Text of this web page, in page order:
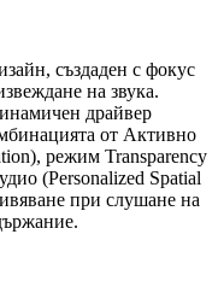
създаден с фокус
на звука.
драйвер
от Активно
режим Transparency
(Personalized Spatial
при слушане на